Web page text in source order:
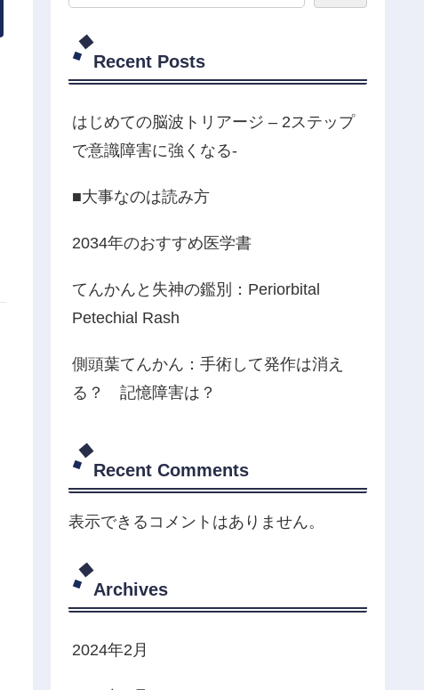
Recent Posts
はじめての脳波トリアージ – 2ステップ
で意識障害に強くなる-
■大事なのは読み方
2034年のおすすめ医学書
てんかんと失神の鑑別：Periorbital
Petechial Rash
側頭葉てんかん：手術して発作は消え
る？ 記憶障害は？
Recent Comments
表示できるコメントはありません。
Archives
2024年2月